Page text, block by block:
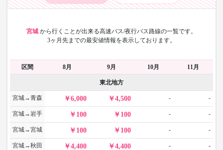
宮城 から行くことが出来る高速バス/夜行バス路線の一覧です。
3ヶ月先までの最安値情報を表示しております。
区間 8月 9月 10月 11月
東北地方
宮城→青森 6,000 4,500 - -
宮城→岩手 100 100 - -
宮城→宮城 100 100 - -
宮城→秋田 4,400 4,400 - -